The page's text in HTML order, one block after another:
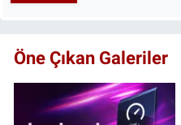
Öne Çıkan Galeriler